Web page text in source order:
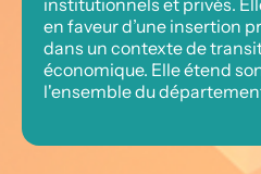
institutionnels et privés.
en faveur d’une insertion
dans un contexte de
économique. Elle étend
l'ensemble du